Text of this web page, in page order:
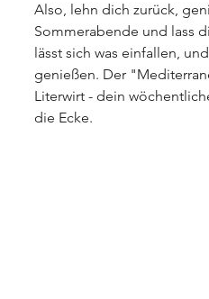
Also, lehn dich zurück,
Sommerabende und lass
lässt sich was einfallen,
genießen. Der
Literwirt - dein
die Ecke.